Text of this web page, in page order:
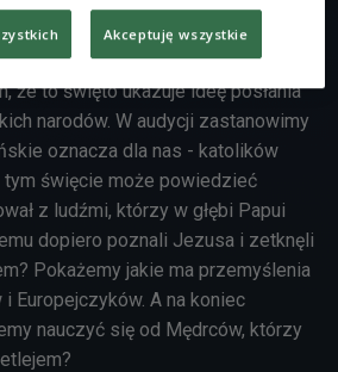
misjonarze. To także dzień kiedy
misyjnej i o Ewangelii, która jest
że to święto ukazuje ideę posłania
narodów. W audycji zastanowimy
oznacza dla nas - katolików
tym święcie może powiedzieć
z ludźmi, którzy w głębi Papui
dopiero poznali Jezusa i zetknęli
Pokażemy jakie ma przemyślenia
Europejczyków. A na koniec
nauczyć się od Mędrców, którzy
Akceptuję wszystkie